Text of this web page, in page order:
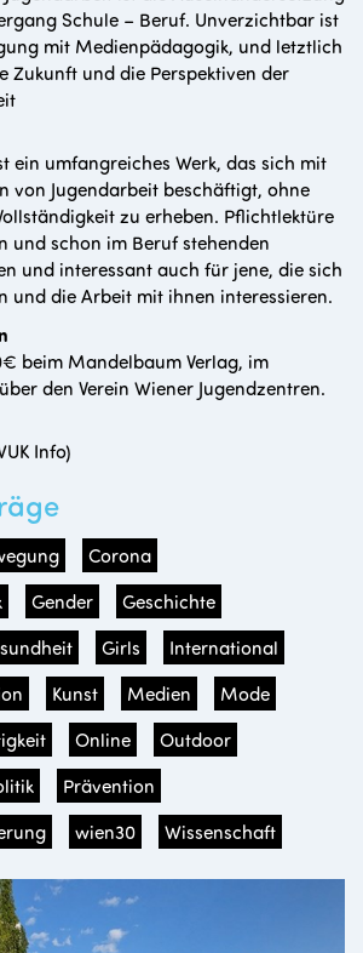
Schule – Beruf. Unverzichtbar ist
mit Medienpädagogik, und letztlich
Zukunft und die Perspektiven der
ein umfangreiches Werk, das sich mit
von Jugendarbeit beschäftigt, ohne
zu erheben. Pflichtlektüre
und schon im Beruf stehenden
und interessant auch für jene, die sich
und die Arbeit mit ihnen interessieren.
beim Mandelbaum Verlag, im
den Verein Wiener Jugendzentren.
Info)
Corona
Gender
Geschichte
Girls
International
Kunst Medien
Mode
Online
Outdoor
Prävention
wien30 Wissenschaft